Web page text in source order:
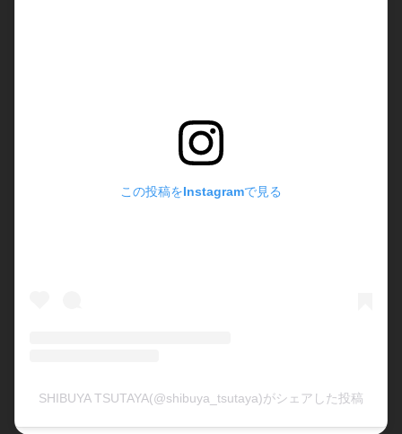
この投稿をInstagramで見る
SHIBUYA TSUTAYA(@shibuya_tsutaya)がシェアした投稿